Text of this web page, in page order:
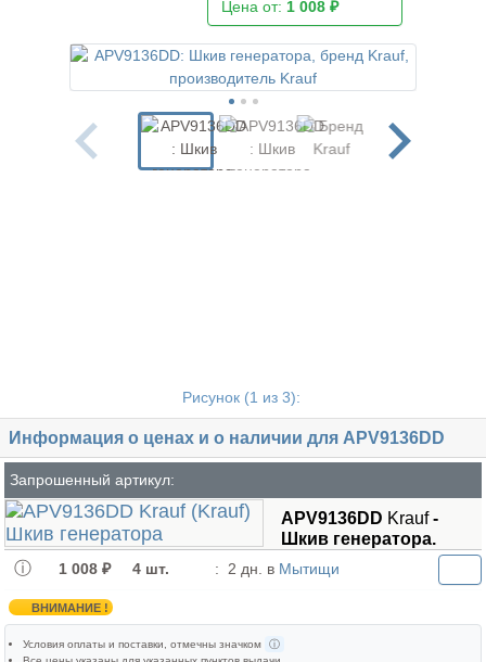
Цена от: 1 008 ₽
Рисунок (1 из 3):
Информация о ценах и о наличии для APV9136DD
Запрошенный артикул:
APV9136DD Krauf-
Шкив генератора.
1 008 ₽ 4 шт. : 2 дн. в Мытищи
ВНИМАНИЕ !
Условия оплаты и поставки , отмечны значком
ⓘ